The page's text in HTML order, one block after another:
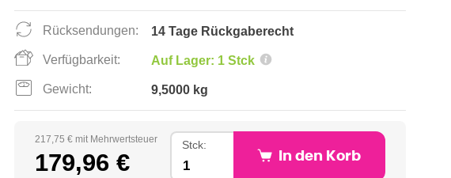
Rücksendungen: 14 Tage Rückgaberecht
Verfügbarkeit: Auf Lager: 1 Stck
Gewicht: 9,5000 kg
217,75 € mit Mehrwertsteuer
179,96 €
Stck:
In den Korb